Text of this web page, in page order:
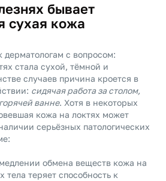
бывает
сухая кожа
с вопросом:
стала сухой, тёмной и
случаев причина кроется в
сидячая работа за столом,
ванне. Хотя в некоторых
кожа на локтях может
серьёзных патологических
обмена веществ кожа на
тела теряет способность к